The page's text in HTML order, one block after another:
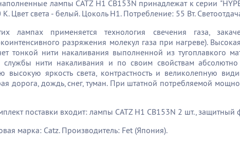
лампы CATZ H1 CB153N принадлежат к серии
Цвет света - белый. Цоколь Н1. Потребление: 55 Вт.
лампах применяется технология свечения газа,
разряжения молекул газа при нагреве).
тонкой нити накаливания выполненной из тугоплавкого
службы нити накаливания и по своим свойствам абсолютно
высокую яркость света, контрастность и великолепную
дорога, дождь, снег, туман. При штатной потребляемой
поставки входит: лампы CATZ H1 CB153N 2 шт., защитный
марка: Catz. Производитель: Fet (Япония).